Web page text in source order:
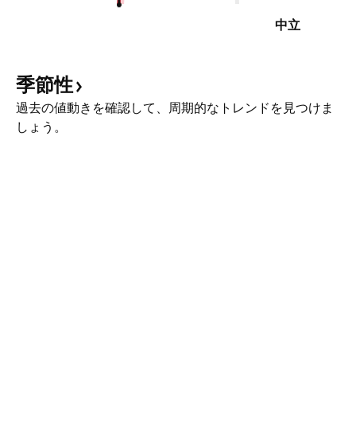
中立
季節性
過去の値動きを確認して、周期的なトレンドを見つけま
しょう。